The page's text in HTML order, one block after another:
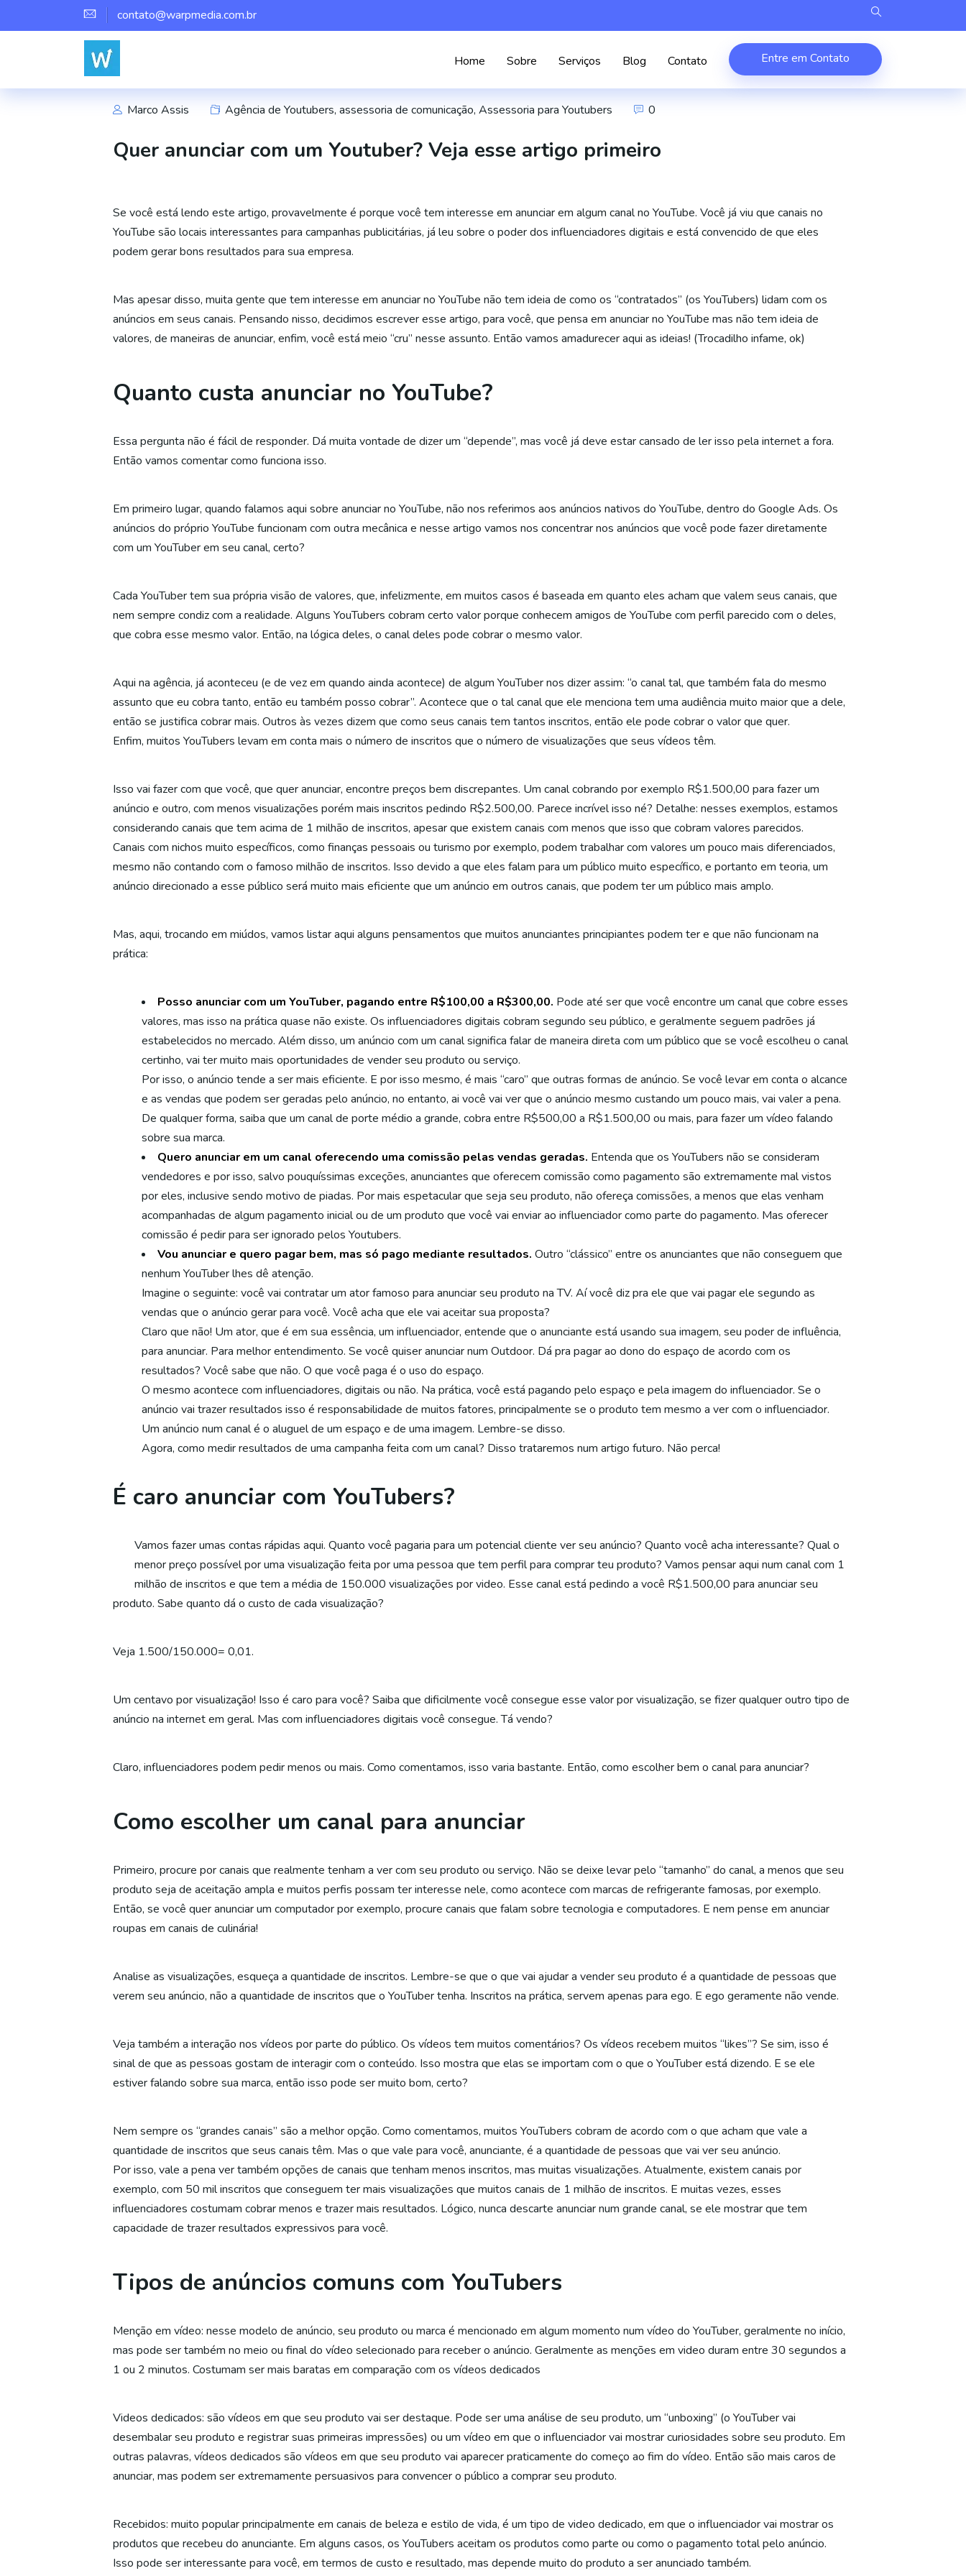
contato@warpmedia.com.br
Home Sobre Serviços Blog Contato Entre em Contato
Marco Assis Agência de Youtubers, assessoria de comunicação, Assessoria para Youtubers 0
Quer anunciar com um Youtuber? Veja esse artigo primeiro
Se você está lendo este artigo, provavelmente é porque você tem interesse em anunciar em algum canal no YouTube. Você já viu que canais no
YouTube são locais interessantes para campanhas publicitárias, já leu sobre o poder dos influenciadores digitais e está convencido de que eles
podem gerar bons resultados para sua empresa.
Mas apesar disso, muita gente que tem interesse em anunciar no YouTube não tem ideia de como os “contratados” (os YouTubers) lidam com os
anúncios em seus canais. Pensando nisso, decidimos escrever esse artigo, para você, que pensa em anunciar no YouTube mas não tem ideia de
valores, de maneiras de anunciar, enfim, você está meio “cru” nesse assunto. Então vamos amadurecer aqui as ideias! (Trocadilho infame, ok)
Quanto custa anunciar no YouTube?
Essa pergunta não é fácil de responder. Dá muita vontade de dizer um “depende”, mas você já deve estar cansado de ler isso pela internet a fora.
Então vamos comentar como funciona isso.
Em primeiro lugar, quando falamos aqui sobre anunciar no YouTube, não nos referimos aos anúncios nativos do YouTube, dentro do Google Ads. Os
anúncios do próprio YouTube funcionam com outra mecânica e nesse artigo vamos nos concentrar nos anúncios que você pode fazer diretamente
com um YouTuber em seu canal, certo?
Cada YouTuber tem sua própria visão de valores, que, infelizmente, em muitos casos é baseada em quanto eles acham que valem seus canais, que
nem sempre condiz com a realidade. Alguns YouTubers cobram certo valor porque conhecem amigos de YouTube com perfil parecido com o deles,
que cobra esse mesmo valor. Então, na lógica deles, o canal deles pode cobrar o mesmo valor.
Aqui na agência, já aconteceu (e de vez em quando ainda acontece) de algum YouTuber nos dizer assim: “o canal tal, que também fala do mesmo
assunto que eu cobra tanto, então eu também posso cobrar”. Acontece que o tal canal que ele menciona tem uma audiência muito maior que a dele,
então se justifica cobrar mais. Outros às vezes dizem que como seus canais tem tantos inscritos, então ele pode cobrar o valor que quer.
Enfim, muitos YouTubers levam em conta mais o número de inscritos que o número de visualizações que seus vídeos têm.
Isso vai fazer com que você, que quer anunciar, encontre preços bem discrepantes. Um canal cobrando por exemplo R$1.500,00 para fazer um
anúncio e outro, com menos visualizações porém mais inscritos pedindo R$2.500,00. Parece incrível isso né? Detalhe: nesses exemplos, estamos
considerando canais que tem acima de 1 milhão de inscritos, apesar que existem canais com menos que isso que cobram valores parecidos.
Canais com nichos muito específicos, como finanças pessoais ou turismo por exemplo, podem trabalhar com valores um pouco mais diferenciados,
mesmo não contando com o famoso milhão de inscritos. Isso devido a que eles falam para um público muito específico, e portanto em teoria, um
anúncio direcionado a esse público será muito mais eficiente que um anúncio em outros canais, que podem ter um público mais amplo.
Mas, aqui, trocando em miúdos, vamos listar aqui alguns pensamentos que muitos anunciantes principiantes podem ter e que não funcionam na
prática:
Posso anunciar com um YouTuber, pagando entre R$100,00 a R$300,00. Pode até ser que você encontre um canal que cobre esses
valores, mas isso na prática quase não existe. Os influenciadores digitais cobram segundo seu público, e geralmente seguem padrões já
estabelecidos no mercado. Além disso, um anúncio com um canal significa falar de maneira direta com um público que se você escolheu o canal
certinho, vai ter muito mais oportunidades de vender seu produto ou serviço.
Por isso, o anúncio tende a ser mais eficiente. E por isso mesmo, é mais “caro” que outras formas de anúncio. Se você levar em conta o alcance
e as vendas que podem ser geradas pelo anúncio, no entanto, ai você vai ver que o anúncio mesmo custando um pouco mais, vai valer a pena.
De qualquer forma, saiba que um canal de porte médio a grande, cobra entre R$500,00 a R$1.500,00 ou mais, para fazer um vídeo falando
sobre sua marca.
Quero anunciar em um canal oferecendo uma comissão pelas vendas geradas. Entenda que os YouTubers não se consideram
vendedores e por isso, salvo pouquíssimas exceções, anunciantes que oferecem comissão como pagamento são extremamente mal vistos
por eles, inclusive sendo motivo de piadas. Por mais espetacular que seja seu produto, não ofereça comissões, a menos que elas venham
acompanhadas de algum pagamento inicial ou de um produto que você vai enviar ao influenciador como parte do pagamento. Mas oferecer
comissão é pedir para ser ignorado pelos Youtubers.
Vou anunciar e quero pagar bem, mas só pago mediante resultados. Outro “clássico” entre os anunciantes que não conseguem que
nenhum YouTuber lhes dê atenção.
Imagine o seguinte: você vai contratar um ator famoso para anunciar seu produto na TV. Aí você diz pra ele que vai pagar ele segundo as
vendas que o anúncio gerar para você. Você acha que ele vai aceitar sua proposta?
Claro que não! Um ator, que é em sua essência, um influenciador, entende que o anunciante está usando sua imagem, seu poder de influência,
para anunciar. Para melhor entendimento. Se você quiser anunciar num Outdoor. Dá pra pagar ao dono do espaço de acordo com os
resultados? Você sabe que não. O que você paga é o uso do espaço.
O mesmo acontece com influenciadores, digitais ou não. Na prática, você está pagando pelo espaço e pela imagem do influenciador. Se o
anúncio vai trazer resultados isso é responsabilidade de muitos fatores, principalmente se o produto tem mesmo a ver com o influenciador.
Um anúncio num canal é o aluguel de um espaço e de uma imagem. Lembre-se disso.
Agora, como medir resultados de uma campanha feita com um canal? Disso trataremos num artigo futuro. Não perca!
É caro anunciar com YouTubers?
Vamos fazer umas contas rápidas aqui. Quanto você pagaria para um potencial cliente ver seu anúncio? Quanto você acha interessante? Qual o
menor preço possível por uma visualização feita por uma pessoa que tem perfil para comprar teu produto? Vamos pensar aqui num canal com 1
milhão de inscritos e que tem a média de 150.000 visualizações por video. Esse canal está pedindo a você R$1.500,00 para anunciar seu
produto. Sabe quanto dá o custo de cada visualização?
Veja 1.500/150.000= 0,01.
Um centavo por visualização! Isso é caro para você? Saiba que dificilmente você consegue esse valor por visualização, se fizer qualquer outro tipo de
anúncio na internet em geral. Mas com influenciadores digitais você consegue. Tá vendo?
Claro, influenciadores podem pedir menos ou mais. Como comentamos, isso varia bastante. Então, como escolher bem o canal para anunciar?
Como escolher um canal para anunciar
Primeiro, procure por canais que realmente tenham a ver com seu produto ou serviço. Não se deixe levar pelo “tamanho” do canal, a menos que seu
produto seja de aceitação ampla e muitos perfis possam ter interesse nele, como acontece com marcas de refrigerante famosas, por exemplo.
Então, se você quer anunciar um computador por exemplo, procure canais que falam sobre tecnologia e computadores. E nem pense em anunciar
roupas em canais de culinária!
Analise as visualizações, esqueça a quantidade de inscritos. Lembre-se que o que vai ajudar a vender seu produto é a quantidade de pessoas que
verem seu anúncio, não a quantidade de inscritos que o YouTuber tenha. Inscritos na prática, servem apenas para ego. E ego geramente não vende.
Veja também a interação nos vídeos por parte do público. Os vídeos tem muitos comentários? Os vídeos recebem muitos “likes”? Se sim, isso é
sinal de que as pessoas gostam de interagir com o conteúdo. Isso mostra que elas se importam com o que o YouTuber está dizendo. E se ele
estiver falando sobre sua marca, então isso pode ser muito bom, certo?
Nem sempre os “grandes canais” são a melhor opção. Como comentamos, muitos YouTubers cobram de acordo com o que acham que vale a
quantidade de inscritos que seus canais têm. Mas o que vale para você, anunciante, é a quantidade de pessoas que vai ver seu anúncio.
Por isso, vale a pena ver também opções de canais que tenham menos inscritos, mas muitas visualizações. Atualmente, existem canais por
exemplo, com 50 mil inscritos que conseguem ter mais visualizações que muitos canais de 1 milhão de inscritos. E muitas vezes, esses
influenciadores costumam cobrar menos e trazer mais resultados. Lógico, nunca descarte anunciar num grande canal, se ele mostrar que tem
capacidade de trazer resultados expressivos para você.
Tipos de anúncios comuns com YouTubers
Menção em vídeo: nesse modelo de anúncio, seu produto ou marca é mencionado em algum momento num vídeo do YouTuber, geralmente no início,
mas pode ser também no meio ou final do vídeo selecionado para receber o anúncio. Geralmente as menções em video duram entre 30 segundos a
1 ou 2 minutos. Costumam ser mais baratas em comparação com os vídeos dedicados
Videos dedicados: são vídeos em que seu produto vai ser destaque. Pode ser uma análise de seu produto, um “unboxing” (o YouTuber vai
desembalar seu produto e registrar suas primeiras impressões) ou um vídeo em que o influenciador vai mostrar curiosidades sobre seu produto. Em
outras palavras, vídeos dedicados são vídeos em que seu produto vai aparecer praticamente do começo ao fim do vídeo. Então são mais caros de
anunciar, mas podem ser extremamente persuasivos para convencer o público a comprar seu produto.
Recebidos: muito popular principalmente em canais de beleza e estilo de vida, é um tipo de video dedicado, em que o influenciador vai mostrar os
produtos que recebeu do anunciante. Em alguns casos, os YouTubers aceitam os produtos como parte ou como o pagamento total pelo anúncio.
Isso pode ser interessante para você, em termos de custo e resultado, mas depende muito do produto a ser anunciado também.